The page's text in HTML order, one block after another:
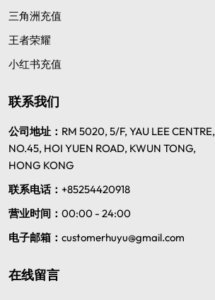
三角洲充值
王者荣耀
小红书充值
联系我们
公司地址： RM 5020, 5/F, YAU LEE CENTRE,
NO.45, HOI YUEN ROAD, KWUN TONG,
HONG KONG
联系电话： +85254420918
营业时间： 00:00 - 24:00
电子邮箱： customerhuyu@gmail.com
在线留言